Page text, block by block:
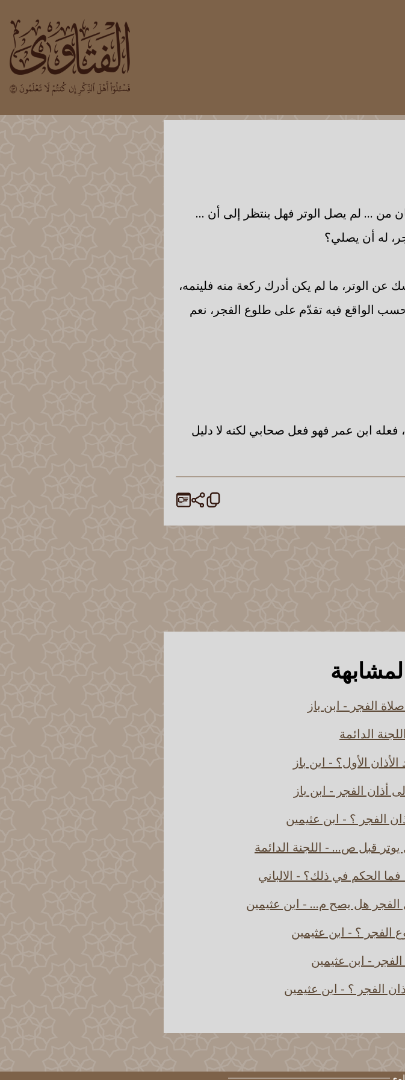
من ... لم يصل الوتر فهل ينتظر إلى أن ...
له أن يصلي؟
عن الوتر، ما لم يكن أدرك ركعة منه فليتمه،
الواقع فيه تقدّم على طلوع الفجر، نعم
فعله ابن عمر فهو فعل صحابي لكنه لا دليل
الفجر - ابن باز
الدائمة
الأول؟ - ابن باز
أذان الفجر - ابن باز
الفجر ؟ - ابن عثيمين
قبل ص... - اللجنة الدائمة
الحكم في ذلك؟ - الالباني
هل يصح م... - ابن عثيمين
الفجر ؟ - ابن عثيمين
- ابن عثيمين
الفجر ؟ - ابن عثيمين